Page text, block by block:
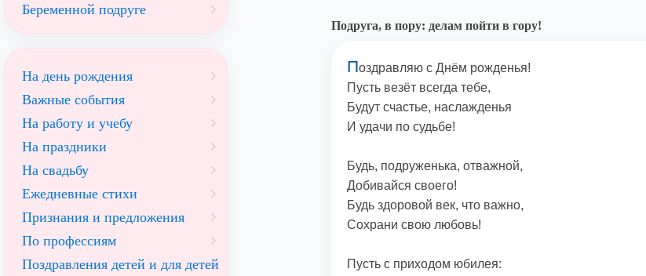
Подруга, в пору: делам пойти в гору!
Поздравляю с Днём рожденья!
Пусть везёт всегда тебе,
Будут счастье, наслажденья
И удачи по судьбе!
Будь, подруженька, отважной,
Добивайся своего!
Будь здоровой век, что важно,
Сохрани свою любовь!
Пусть с приходом юбилея:
Беременной подруге
На день рождения
Важные события
На работу и учебу
На праздники
На свадьбу
Ежедневные стихи
Признания и предложения
По профессиям
Поздравления детей и для детей